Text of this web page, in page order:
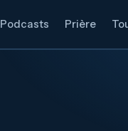
Podcasts Prière